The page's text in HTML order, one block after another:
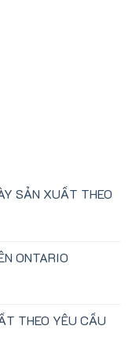
SẢN XUẤT THEO
ONTARIO
THEO YÊU CẦU